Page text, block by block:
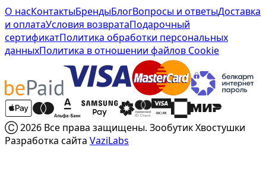
О насКонтактыБрендыБлогВопросы и ответыДоставка
и оплатаУсловия возвратаПодарочный
сертификатПолитика обработки персональных
данныхПолитика в отношении файлов Cookie
Ⓒ 2026 Все права защищены. Зообутик Хвостушки
Разработка сайта VaziLabs